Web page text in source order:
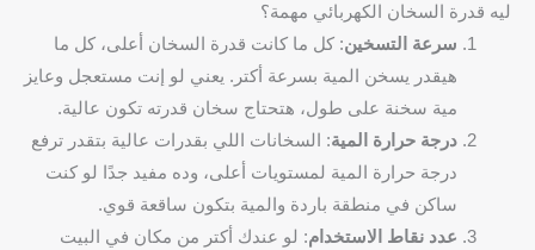
ليه قدرة السخان الكهربائي مهمة؟
سرعة التسخين: كل ما كانت قدرة السخان أعلى، كل ما
هيقدر يسخن المية بسرعة أكتر. يعني لو إنت مستعجل وعايز
مية سخنة على طول، هتحتاج سخان قدرته تكون عالية.
درجة حرارة المية: السخانات اللي بقدرات عالية بتقدر ترفع
درجة حرارة المية لمستويات أعلى، وده مفيد جدًا لو كنت
ساكن في منطقة باردة والمية بتكون ساقعة قوي.
عدد نقاط الاستخدام: لو عندك أكتر من مكان في البيت